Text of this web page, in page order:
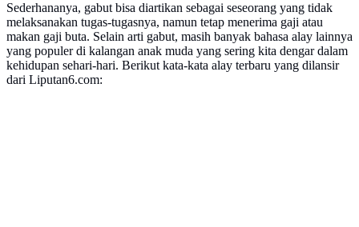
Sederhananya, gabut bisa diartikan sebagai seseorang yang tidak
melaksanakan tugas-tugasnya, namun tetap menerima gaji atau
makan gaji buta. Selain arti gabut, masih banyak bahasa alay lainnya
yang populer di kalangan anak muda yang sering kita dengar dalam
kehidupan sehari-hari. Berikut kata-kata alay terbaru yang dilansir
dari Liputan6.com: